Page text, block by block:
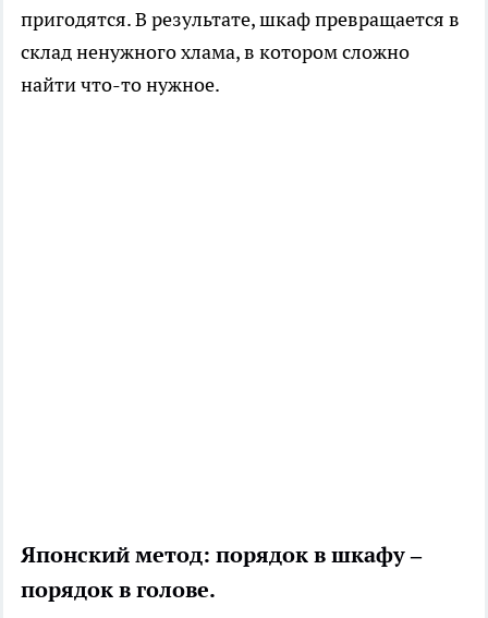
пригодятся. В результате, шкаф превращается в
склад ненужного хлама, в котором сложно
найти что-то нужное.
Японский метод: порядок в шкафу –
порядок в голове.